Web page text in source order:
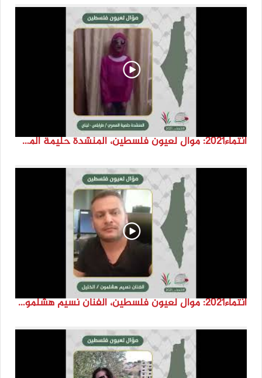
انتماء2021: موال لعيون فلسطين، المنشدة حليمة المصري، لبنان
انتماء2021: موال لعيون فلسطين، الفنان نسيم هشلمون، فلسطين